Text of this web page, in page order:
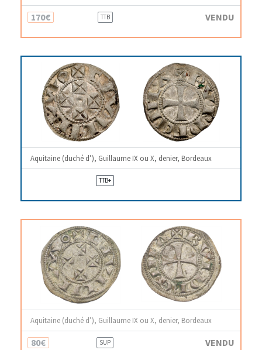
170€ TTB VENDU
Aquitaine (duché d’), Guillaume IX ou X, denier, Bordeaux
TTB+
Aquitaine (duché d’), Guillaume IX ou X, denier, Bordeaux
80€ SUP VENDU